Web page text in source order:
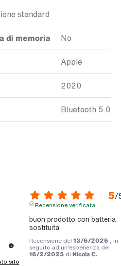
standard
di memoria No
Apple
2020
Bluetooth 5.0
sito
5/
Recensione verificata
buon prodotto con batteria
sostituita
Recensione del 13/6/2026 , in
seguito ad un'esperienza del
16/2/2025 di Nicola C.